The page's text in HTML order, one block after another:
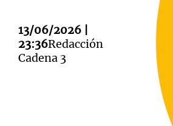
13/06/2026 |
23:36Redacción
Cadena 3
Mundial 2026